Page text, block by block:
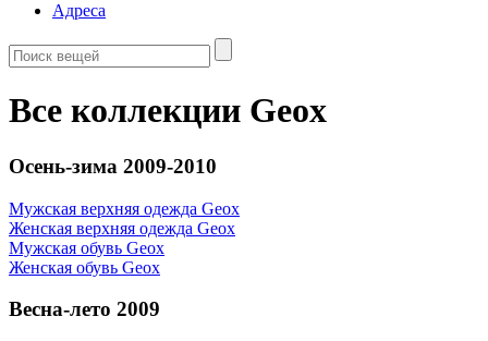
Адреса
Все коллекции Geox
Осень-зима 2009-2010
Мужская верхняя одежда Geox
Женская верхняя одежда Geox
Мужская обувь Geox
Женская обувь Geox
Весна-лето 2009